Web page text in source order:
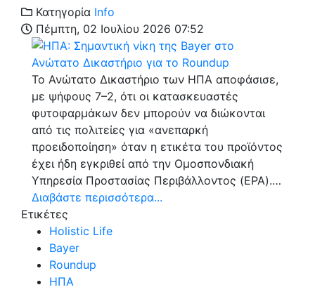
Κατηγορία Info
Πέμπτη, 02 Ιουλίου 2026 07:52
Το Ανώτατο Δικαστήριο των ΗΠΑ αποφάσισε,
με ψήφους 7–2, ότι οι κατασκευαστές
φυτοφαρμάκων δεν μπορούν να διώκονται
από τις πολιτείες για «ανεπαρκή
προειδοποίηση» όταν η ετικέτα του προϊόντος
έχει ήδη εγκριθεί από την Ομοσπονδιακή
Υπηρεσία Προστασίας Περιβάλλοντος (EPA).…
Διαβάστε περισσότερα...
Ετικέτες
Holistic Life
Bayer
Roundup
ΗΠΑ